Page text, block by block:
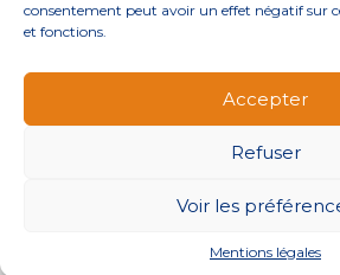
consentement peut avoir un effet négatif sur
et fonctions.
Accepter
Refuser
Voir les
Mentions légales
Footer QUI SOMMES-NOUS ?
NOS SOLUTIONS
MENTIONS LÉGALES
CONCEPTION ET RÉALISATION CLASSE 7